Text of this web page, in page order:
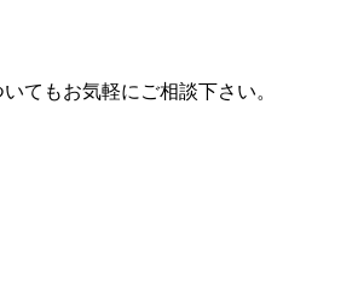
てもお気軽にご相談下さい。